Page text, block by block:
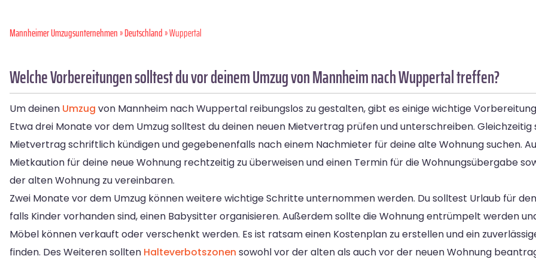
Mannheimer Umzugsunternehmen»Deutschland» Wuppertal
Welche Vorbereitungen solltest du vor deinem Umzug von Mannheim nach Wuppertal treffen?
Um deinen Umzug von Mannheim nach Wuppertal reibungslos zu gestalten, gibt es einige wichtige
Etwa drei Monate vor dem Umzug solltest du deinen neuen Mietvertrag prüfen und unterschreiben.
Mietvertrag schriftlich kündigen und gegebenenfalls nach einem Nachmieter für deine alte Wohnung suchen.
Mietkaution für deine neue Wohnung rechtzeitig zu überweisen und einen Termin für die Wohnungsübergabe
der alten Wohnung zu vereinbaren.
Zwei Monate vor dem Umzug können weitere wichtige Schritte unternommen werden. Du solltest Urlaub für
falls Kinder vorhanden sind, einen Babysitter organisieren. Außerdem sollte die Wohnung entrümpelt werden
Möbel können verkauft oder verschenkt werden. Es ist ratsam einen Kostenplan zu erstellen und ein
finden. Des Weiteren sollten Halteverbotszonen sowohl vor der alten als auch vor der neuen Wohnung